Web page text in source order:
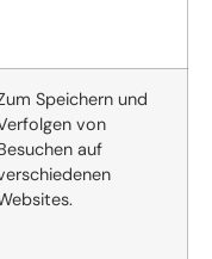
Speichern und
von
auf